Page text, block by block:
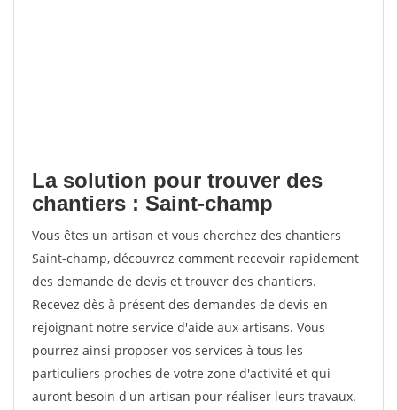
La solution pour trouver des
chantiers : Saint-champ
Vous êtes un artisan et vous cherchez des chantiers
Saint-champ, découvrez comment recevoir rapidement
des demande de devis et trouver des chantiers.
Recevez dès à présent des demandes de devis en
rejoignant notre service d'aide aux artisans. Vous
pourrez ainsi proposer vos services à tous les
particuliers proches de votre zone d'activité et qui
auront besoin d'un artisan pour réaliser leurs travaux.